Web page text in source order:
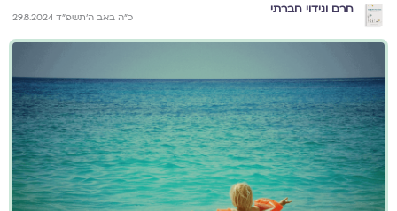
חרם ונידוי חברתי
כ״ה באב ה׳תשפ״ד 29.8.2024